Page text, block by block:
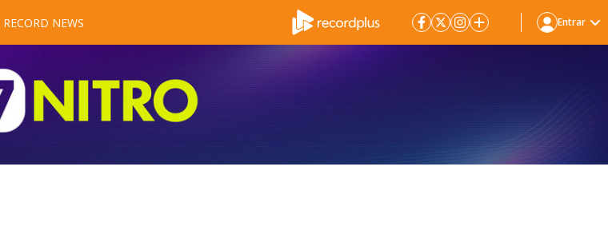
RECORD NEWS Entrar